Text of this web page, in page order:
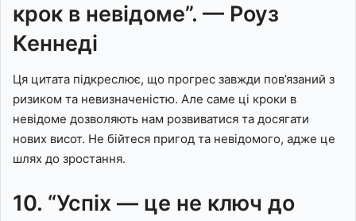
крок в невідоме”. — Роуз
Кеннеді
Ця цитата підкреслює, що прогрес завжди пов’язаний з
ризиком та невизначеністю. Але саме ці кроки в
невідоме дозволяють нам розвиватися та досягати
нових висот. Не бійтеся пригод та невідомого, адже це
шлях до зростання.
10. “Успіх — це не ключ до